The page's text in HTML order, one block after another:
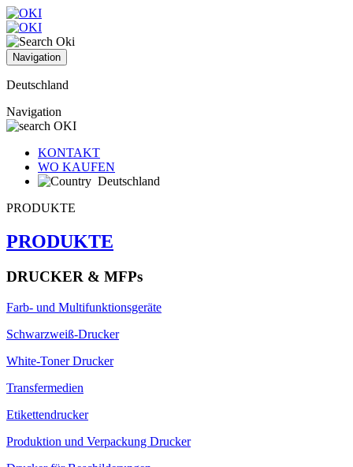
Navigation
Deutschland
Navigation
KONTAKT
WO KAUFEN
Deutschland
PRODUKTE
PRODUKTE
DRUCKER & MFPs
Farb- und Multifunktionsgeräte
Schwarzweiß-Drucker
White-Toner Drucker
Transfermedien
Etikettendrucker
Produktion und Verpackung Drucker